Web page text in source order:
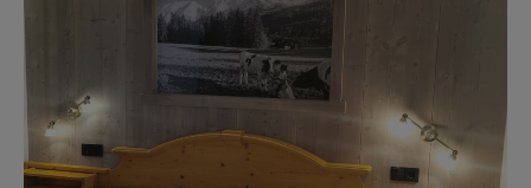
Heimatmuseum
Hüttenabend
Jogging-Routen
Kegelbahn